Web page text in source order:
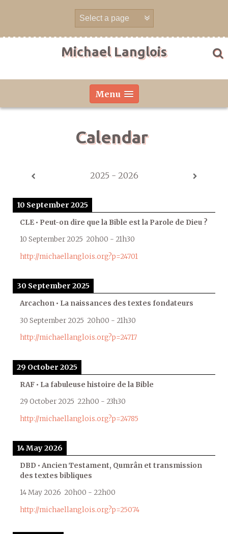
Michael Langlois
Menu
Calendar
2025 - 2026
10 September 2025
CLE • Peut-on dire que la Bible est la Parole de Dieu ?
10 September 2025 20h00 - 21h30
http://michaellanglois.org?p=24701
30 September 2025
Arcachon • La naissances des textes fondateurs
30 September 2025 20h00 - 21h30
http://michaellanglois.org?p=24717
29 October 2025
RAF • La fabuleuse histoire de la Bible
29 October 2025 22h00 - 23h30
http://michaellanglois.org?p=24785
14 May 2026
DBD • Ancien Testament, Qumrân et transmission
des textes bibliques
14 May 2026 20h00 - 22h00
http://michaellanglois.org?p=25074